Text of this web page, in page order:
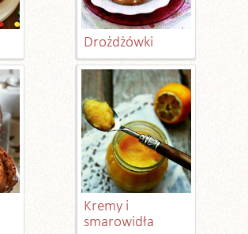
Drożdżówki
Kremy i
smarowidła